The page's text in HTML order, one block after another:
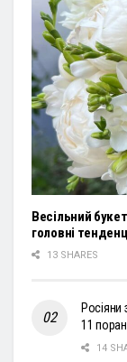
Весільний
головні
13 SHARES
11
14